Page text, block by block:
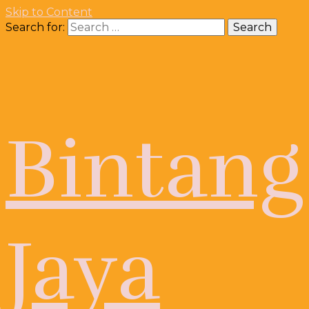
Skip to Content
Search for:
Bintang
Jaya